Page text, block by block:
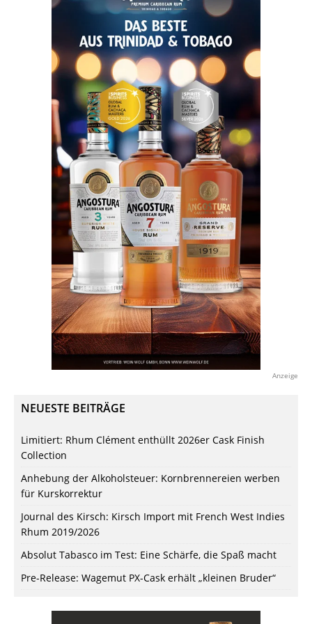
Anzeige
NEUESTE BEITRÄGE
Limitiert: Rhum Clément enthüllt 2026er Cask Finish
Collection
Anhebung der Alkoholsteuer: Kornbrennereien werben
für Kurskorrektur
Journal des Kirsch: Kirsch Import mit French West Indies
Rhum 2019/2026
Absolut Tabasco im Test: Eine Schärfe, die Spaß macht
Pre-Release: Wagemut PX-Cask erhält „kleinen Bruder“